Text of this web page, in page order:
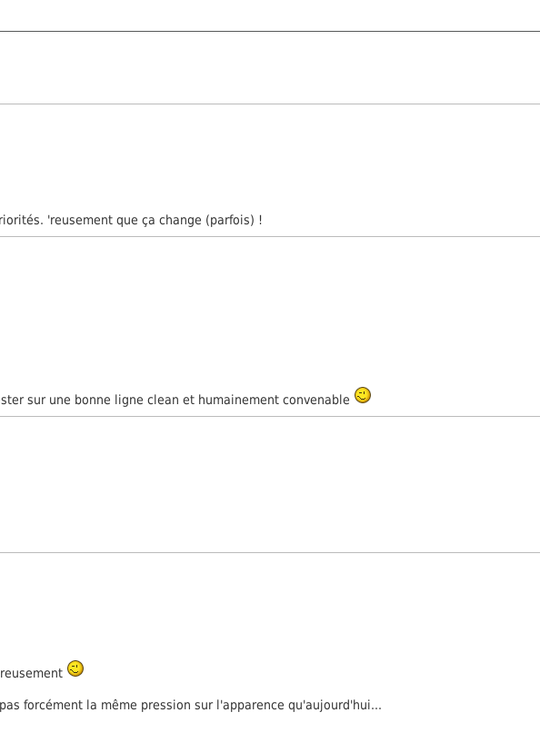
'reusement que ça change (parfois) !
sur une bonne ligne clean et humainement convenable
forcément la même pression sur l'apparence qu'aujourd'hui...